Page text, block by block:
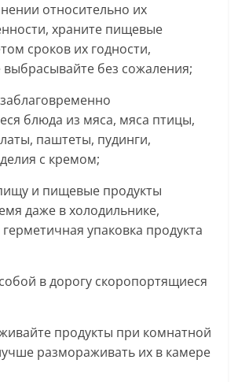
относительно их
храните пищевые
сроков их годности,
без сожаления;
блюда из мяса, мяса птицы,
паштеты, пудинги,
с кремом;
и пищевые продукты
даже в холодильнике,
упаковка продукта
в дорогу скоропортящиеся
продукты при комнатной
размораживать их в камере